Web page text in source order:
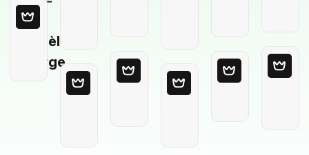
Modèle
Vierge